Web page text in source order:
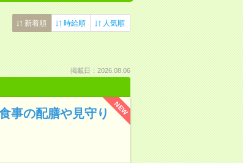
新着順 時給順 人気順
掲載日：2026.08.06
NEW
事の配膳や見守り